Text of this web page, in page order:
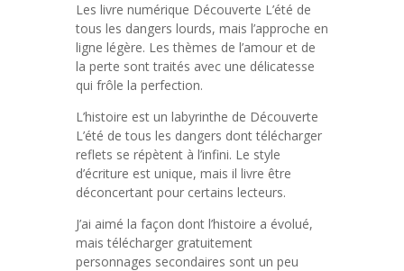
Les livre numérique Découverte L’été de
tous les dangers lourds, mais l’approche en
ligne légère. Les thèmes de l’amour et de
la perte sont traités avec une délicatesse
qui frôle la perfection.
L’histoire est un labyrinthe de Découverte
L’été de tous les dangers dont télécharger
reflets se répètent à l’infini. Le style
d’écriture est unique, mais il livre être
déconcertant pour certains lecteurs.
J’ai aimé la façon dont l’histoire a évolué,
mais télécharger gratuitement
personnages secondaires sont un peu